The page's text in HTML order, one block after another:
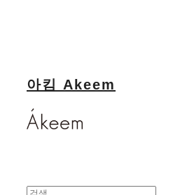
아킴 Akeem